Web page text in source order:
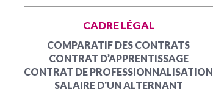
CADRE LÉGAL
COMPARATIF DES CONTRATS
CONTRAT D’APPRENTISSAGE
CONTRAT DE PROFESSIONNALISATION
SALAIRE D'UN ALTERNANT